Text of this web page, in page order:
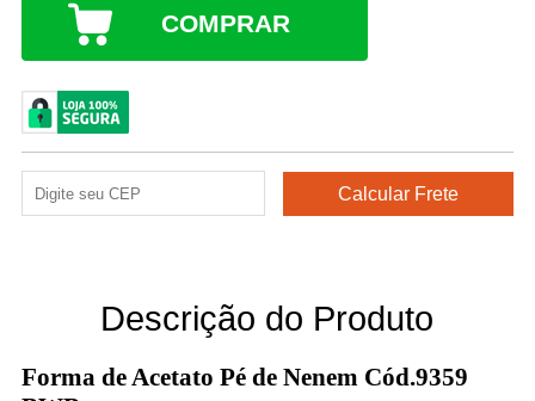
COMPRAR
Descrição do Produto
Forma de Acetato Pé de Nenem Cód.9359